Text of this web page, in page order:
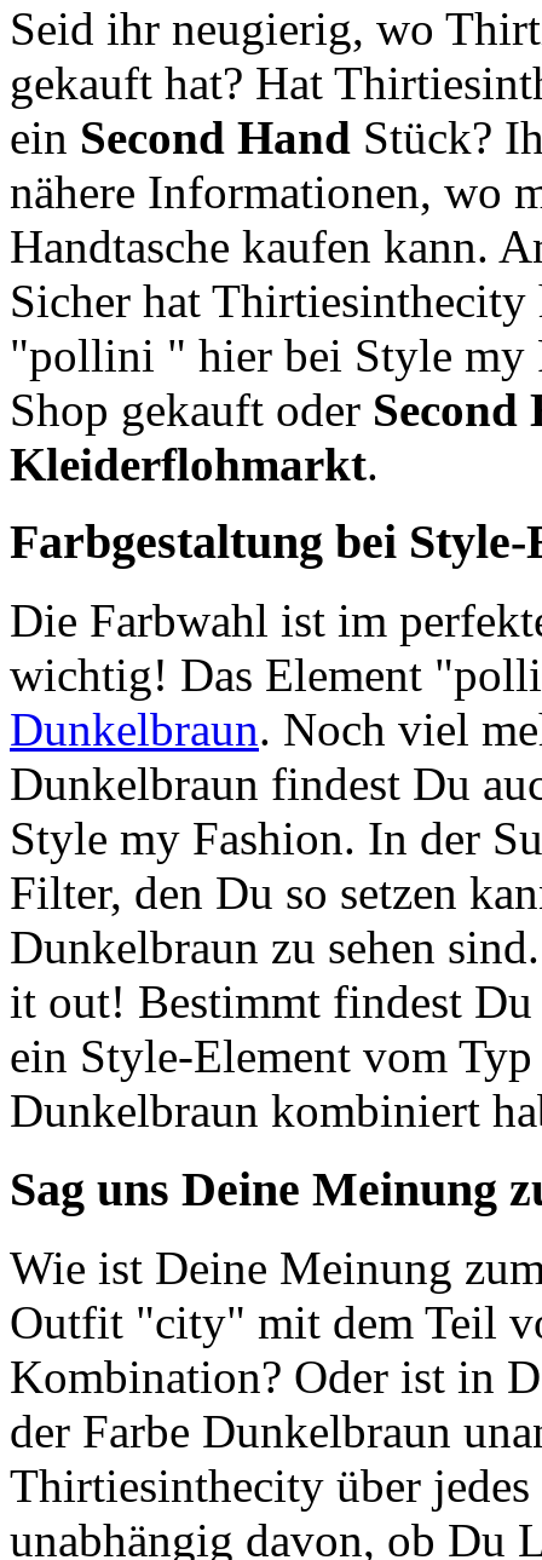
Seid ihr neugierig, wo
gekauft hat? Hat
ein Second Hand Stück?
nähere Informationen, wo
Handtasche kaufen kann.
Sicher hat
"pollini " hier bei Style my
Shop gekauft oder Second
Kleiderflohmarkt.
Farbgestaltung bei
Die Farbwahl ist im
wichtig! Das Element
Dunkelbraun. Noch viel
Dunkelbraun findest Du
Style my Fashion. In der
Filter, den Du so setzen
Dunkelbraun zu sehen
it out! Bestimmt findest
ein Style-Element vom
Dunkelbraun kombiniert
Sag uns Deine Meinung
Wie ist Deine Meinung
Outfit "city" mit dem Teil
Kombination? Oder ist in
der Farbe Dunkelbraun
Thirtiesinthecity über
unabhängig davon, ob Du